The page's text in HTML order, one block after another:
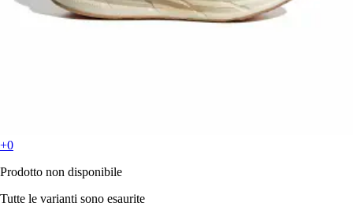
+0
Prodotto non disponibile
Tutte le varianti sono esaurite